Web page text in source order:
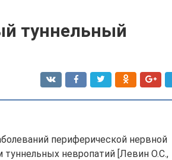
туннельный
периферической нервной
невропатий [Левин О.С.,